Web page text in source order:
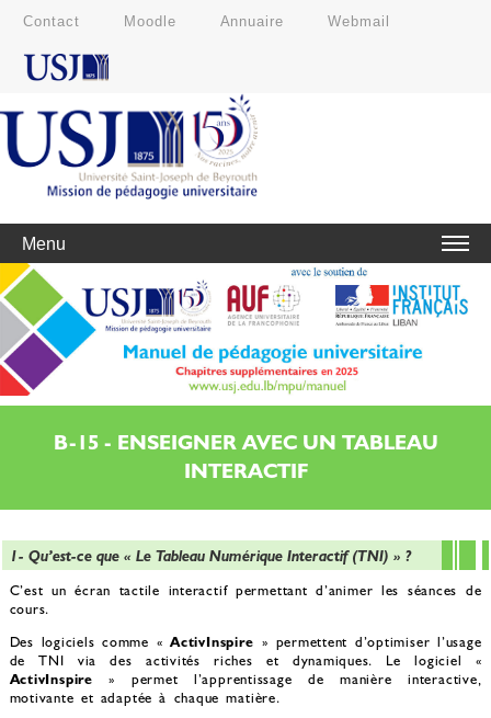
Contact Moodle Annuaire Webmail
Menu
B-15 - ENSEIGNER AVEC UN TABLEAU
INTERACTIF
1- Qu’est-ce que « Le Tableau Numérique Interactif (TNI) » ?
C’est un écran tactile interactif permettant d’animer les séances de
cours.
Des logiciels comme «ActivInspire» permettent d’optimiser l’usage
de TNI via des activités riches et dynamiques. Le logiciel «
ActivInspire » permet l’apprentissage de manière interactive,
motivante et adaptée à chaque matière.